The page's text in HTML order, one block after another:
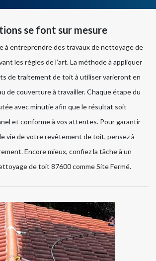
se font sur mesure
à entreprendre des travaux de nettoyage de
les règles de l’art. La méthode à appliquer
de traitement de toit à utiliser varieront en
de couverture à travailler. Chaque étape du
avec minutie afin que le résultat soit
et conforme à vos attentes. Pour garantir
vie de votre revêtement de toit, pensez à
Encore mieux, confiez la tâche à un
de toit 87600 comme Site Fermé.